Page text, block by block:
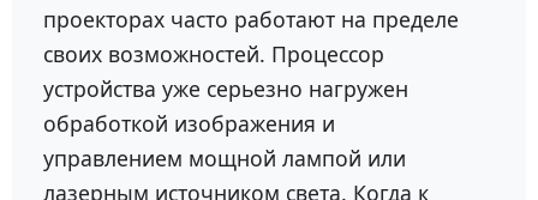
проекторах часто работают на пределе
своих возможностей. Процессор
устройства уже серьезно нагружен
обработкой изображения и
управлением мощной лампой или
лазерным источником света. Когда к